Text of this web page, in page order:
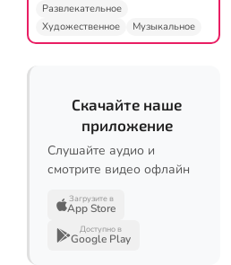
Развлекательное
Художественное
Музыкальное
Скачайте наше
приложение
Слушайте аудио и
смотрите видео офлайн
Загрузите в
App Store
Доступно в
Google Play